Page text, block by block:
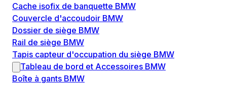
Cache isofix de banquette BMW
Couvercle d'accoudoir BMW
Dossier de siège BMW
Rail de siège BMW
Tapis capteur d'occupation du siège BMW
Tableau de bord et Accessoires BMW
Boîte à gants BMW